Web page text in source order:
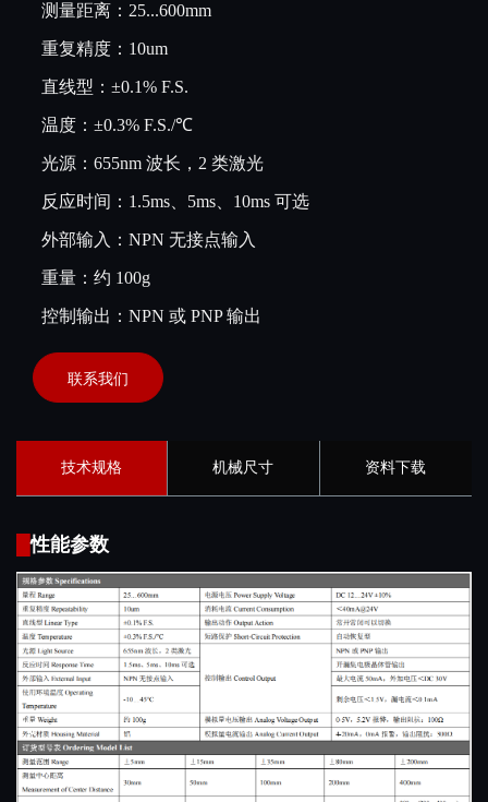
测量距离：25...600mm
重复精度 ：10um
直线型：±0.1% F.S.
温度：±0.3% F.S./℃
光源：655nm 波长，2 类激光
反应时间：1.5ms、5ms、10ms 可选
外部输入：NPN 无接点输入
重量：约 100g
控制输出：NPN 或 PNP 输出
联系我们
技术规格 机械尺寸 资料下载
█性能参数